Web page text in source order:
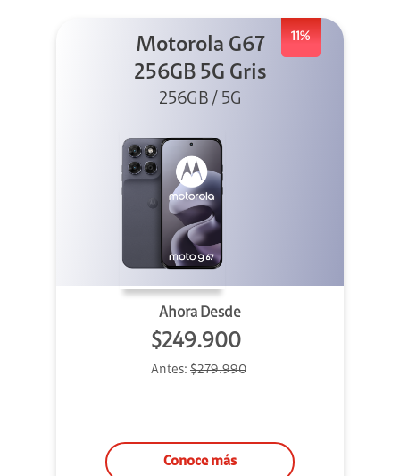
11%
Motorola G67
256GB 5G Gris
256GB / 5G
Ahora Desde
$249.900
Antes: $279.990
Conoce más